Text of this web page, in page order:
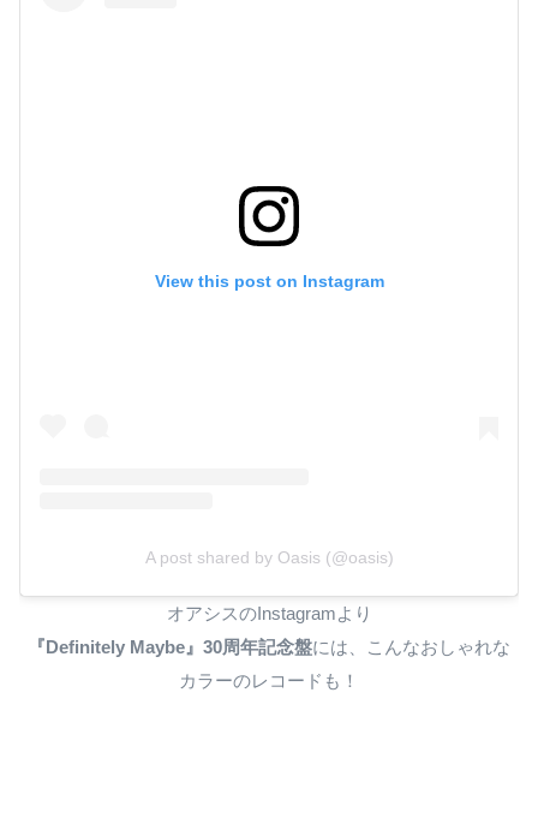
View this post on Instagram
A post shared by Oasis (@oasis)
オアシスのInstagramより
『Definitely Maybe』30周年記念盤には、こんなおしゃれな
カラーのレコードも！